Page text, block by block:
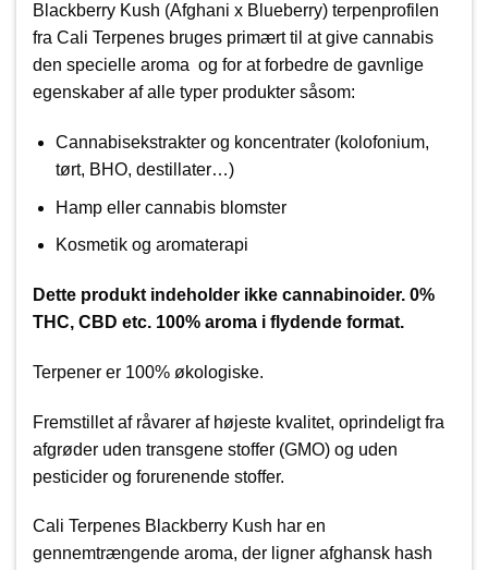
Blackberry Kush (Afghani x Blueberry) terpenprofilen
fra Cali Terpenes bruges primært til at give cannabis
den specielle aroma og for at forbedre de gavnlige
egenskaber af alle typer produkter såsom:
Cannabisekstrakter og koncentrater (kolofonium,
tørt, BHO, destillater…)
Hamp eller cannabis blomster
Kosmetik og aromaterapi
Dette produkt indeholder ikke cannabinoider. 0%
THC, CBD etc. 100% aroma i flydende format.
Terpener er 100% økologiske.
Fremstillet af råvarer af højeste kvalitet, oprindeligt fra
afgrøder uden transgene stoffer (GMO) og uden
pesticider og forurenende stoffer.
Cali Terpenes Blackberry Kush har en
gennemtrængende aroma, der ligner afghansk hash